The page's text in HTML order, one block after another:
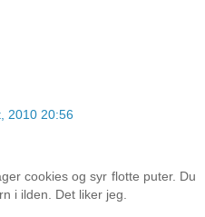
2010 20:56
cookies og syr flotte puter. Du
i ilden. Det liker jeg.